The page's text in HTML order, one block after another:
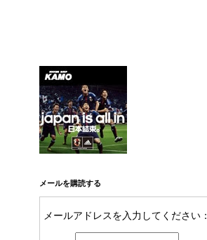
メールを購読する
メールアドレスを入力してください：